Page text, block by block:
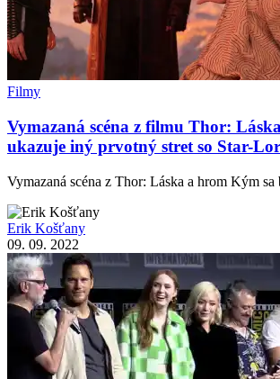
Filmy
Vymazaná scéna z filmu Thor:
ukazuje iný prvotný stret so Star-
Vymazaná scéna z Thor: Láska a hrom Kým
Erik Košťany
09. 09. 2022